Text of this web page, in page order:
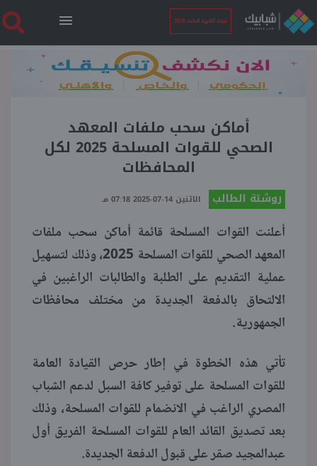
نتيجة الثانوية العامة 2026
الرئيسية
نتيجة الثانوية العامة 2026
أخبار ساخنة
بوابة الطلبة
ملفات
أماكن سحب ملفات المعهد
الصحي للقوات المسلحة 2025 لكل
المحافظات
روشتة الطالب الاثنين 14-07-2025 07:18 مـ
أعلنت القوات المسلحة قائمة أماكن سحب ملفات
المعهد الصحي للقوات المسلحة 2025، وذلك لتسهيل
عملية التقديم على الطلبة والطالبات الراغبين في
الالتحاق بالدفعة الجديدة من مختلف محافظات
الجمهورية.
تأتي هذه الخطوة في إطار حرص القيادة العامة
للقوات المسلحة على توفير كافة السبل لدعم الشباب
المصري الراغب في الانضمام للقوات المسلحة، وذلك
بعد تصديق القائد العام للقوات المسلحة الفريق أول
عبدالمجيد صقر على قبول الدفعة الجديدة.